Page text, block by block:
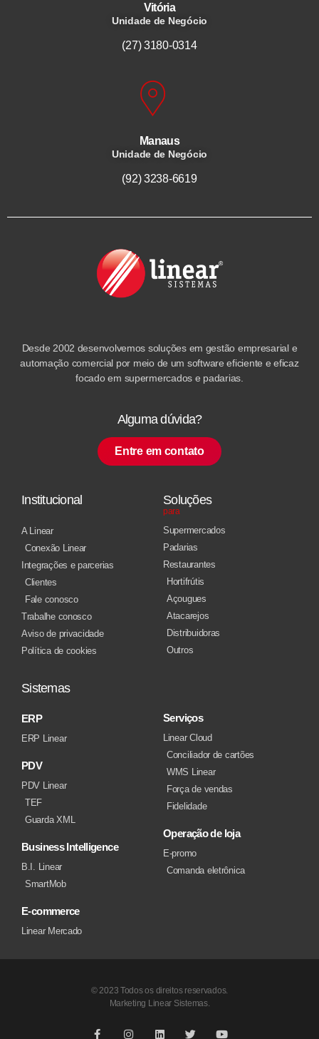
Vitória
Unidade de Negócio
(27) 3180-0314
Manaus
Unidade de Negócio
(92) 3238-6619
Desde 2002 desenvolvemos soluções em gestão empresarial e
automação comercial por meio de um software eficiente e eficaz
focado em supermercados e padarias.
Alguma dúvida?
Entre em contato
Institucional
A Linear
Conexão Linear
Integrações e parcerias
Clientes
Fale conosco
Trabalhe conosco
Aviso de privacidade
Política de cookies
Soluções
para
Supermercados
Padarias
Restaurantes
Hortifrútis
Açougues
Atacarejos
Distribuidoras
Outros
Sistemas
ERP
ERP Linear
PDV
PDV Linear
TEF
Guarda XML
Business Intelligence
B.I. Linear
SmartMob
E-commerce
Linear Mercado
Serviços
Linear Cloud
Conciliador de cartões
WMS Linear
Força de vendas
Fidelidade
Operação de loja
E-promo
Comanda eletrônica
© 2023 Todos os direitos reservados.
Marketing Linear Sistemas.